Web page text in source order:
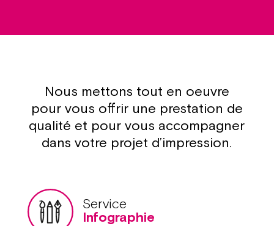
Nous mettons tout en oeuvre
pour vous offrir une prestation de
qualité et pour vous accompagner
dans votre projet d’impression.
Service
Infographie